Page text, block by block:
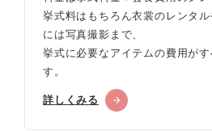
挙式料はもちろん衣裳のレンタ
には写真撮影まで、
挙式に必要なアイテムの費用がす
す。
詳しくみる